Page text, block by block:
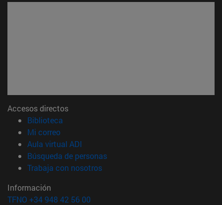
Accesos directos
Biblioteca
Mi correo(abre en nueva ventana)
Aula virtual ADI
Búsqueda de personas(abre en nueva ventana)
Trabaja con nosotros(abre en nueva ventana)
Información
TFNO +34 948 42 56 00